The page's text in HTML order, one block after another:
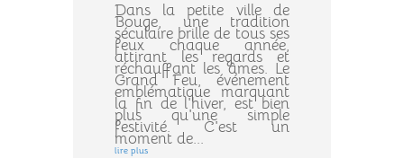
Dans la petite ville de
Bouge, une tradition
séculaire brille de tous ses
feux chaque année,
attirant les regards et
réchauffant les âmes. Le
Grand Feu, événement
emblématique marquant
la fin de l'hiver, est bien
plus qu'une simple
festivité. C'est un
moment de...
lire plus